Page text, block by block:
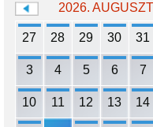
2026.
27 28 29 30 31
3 4 5 6 7
10 11 12 13 14